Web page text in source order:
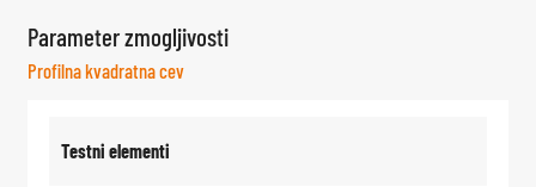
Parameter zmogljivosti
Profilna kvadratna cev
Testni elementi